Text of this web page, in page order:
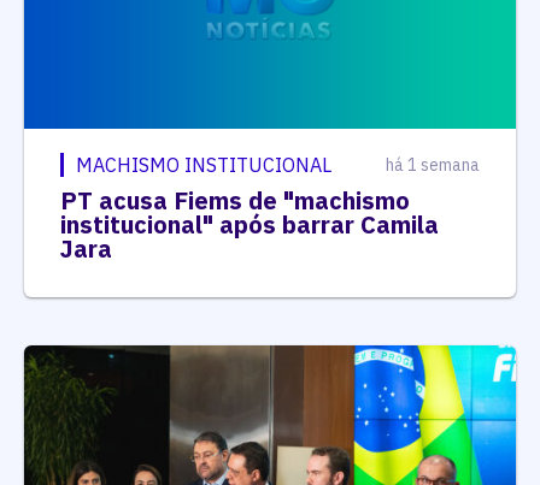
MACHISMO INSTITUCIONAL há 1 semana
PT acusa Fiems de "machismo
institucional" após barrar Camila
Jara